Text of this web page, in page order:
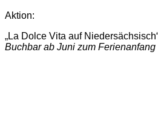
Aktion:
„La Dolce Vita auf
Buchbar ab Juni zum Ferienanfang